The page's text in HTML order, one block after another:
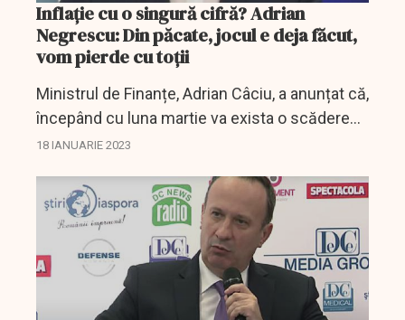
Inflație cu o singură cifră? Adrian
Negrescu: Din păcate, jocul e deja făcut,
vom pierde cu toții
Ministrul de Finanțe, Adrian Câciu, a anunțat că,
începând cu luna martie va exista o scădere
mai vizibilă a inflației, astfel ca până la sfârșitul
18 IANUARIE 2023